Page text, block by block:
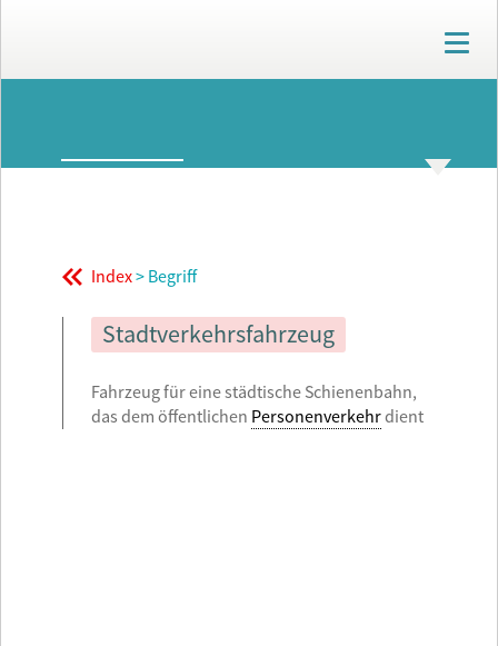
T
o
g
n
GLOSSAR
Index> Begriff
Stadtverkehrsfahrzeug
Fahrzeug für eine städtische Schienenbahn,
das dem öffentlichen Personenverkehrdient